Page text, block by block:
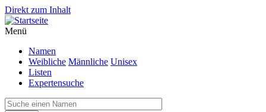
Direkt zum Inhalt
Menü
Namen
Weibliche Männliche Unisex
Listen
Expertensuche